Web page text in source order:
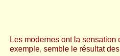
Les modernes ont la
exemple, semble le résultat